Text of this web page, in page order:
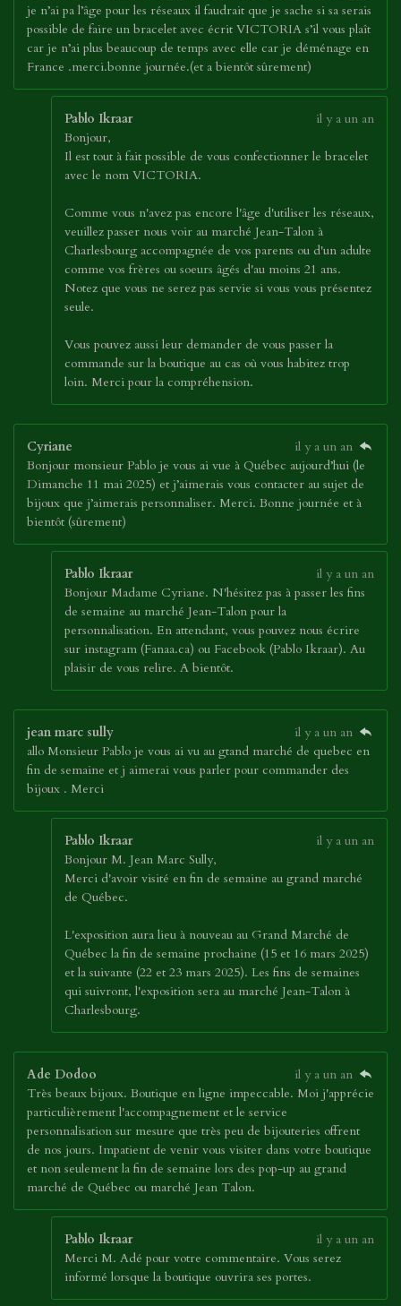
je n’ai pa l’âge pour les réseaux il faudrait que je sache si sa serais
possible de faire un bracelet avec écrit VICTORIA s’il vous plaît
car je n’ai plus beaucoup de temps avec elle car je déménage en
France .merci.bonne journée.(et a bientôt sûrement)
Pablo Ikraar
il y a un an
Bonjour,
Il est tout à fait possible de vous confectionner le bracelet
avec le nom VICTORIA.
Comme vous n'avez pas encore l'âge d'utiliser les réseaux,
veuillez passer nous voir au marché Jean-Talon à
Charlesbourg accompagnée de vos parents ou d'un adulte
comme vos frères ou soeurs âgés d'au moins 21 ans.
Notez que vous ne serez pas servie si vous vous présentez
seule.
Vous pouvez aussi leur demander de vous passer la
commande sur la boutique au cas où vous habitez trop
loin. Merci pour la compréhension.
Cyriane
il y a un an
Bonjour monsieur Pablo je vous ai vue à Québec aujourd’hui (le
Dimanche 11 mai 2025) et j’aimerais vous contacter au sujet de
bijoux que j’aimerais personnaliser. Merci. Bonne journée et à
bientôt (sûrement)
Pablo Ikraar
il y a un an
Bonjour Madame Cyriane. N'hésitez pas à passer les fins
de semaine au marché Jean-Talon pour la
personnalisation. En attendant, vous pouvez nous écrire
sur instagram (Fanaa.ca) ou Facebook (Pablo Ikraar). Au
plaisir de vous relire. A bientôt.
jean marc sully
il y a un an
allo Monsieur Pablo je vous ai vu au gtand marché de quebec en
fin de semaine et j aimerai vous parler pour commander des
bijoux . Merci
Pablo Ikraar
il y a un an
Bonjour M. Jean Marc Sully,
Merci d'avoir visité en fin de semaine au grand marché
de Québec.
L'exposition aura lieu à nouveau au Grand Marché de
Québec la fin de semaine prochaine (15 et 16 mars 2025)
et la suivante (22 et 23 mars 2025). Les fins de semaines
qui suivront, l'exposition sera au marché Jean-Talon à
Charlesbourg.
Ade Dodoo
il y a un an
Très beaux bijoux. Boutique en ligne impeccable. Moi j'apprécie
particulièrement l'accompagnement et le service
personnalisation sur mesure que très peu de bijouteries offrent
de nos jours. Impatient de venir vous visiter dans votre boutique
et non seulement la fin de semaine lors des pop-up au grand
marché de Québec ou marché Jean Talon.
Pablo Ikraar
il y a un an
Merci M. Adé pour votre commentaire. Vous serez
informé lorsque la boutique ouvrira ses portes.